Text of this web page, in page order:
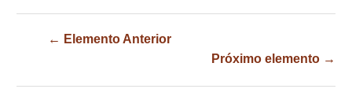
← Elemento Anterior
Próximo elemento →